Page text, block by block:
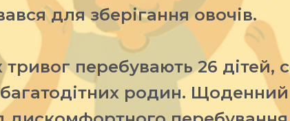
для зберігання овочів.
тривог перебувають 26
родин.